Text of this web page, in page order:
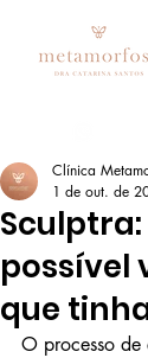
Sculptra:
possível
que
Clínica
1 de out. de
O processo de